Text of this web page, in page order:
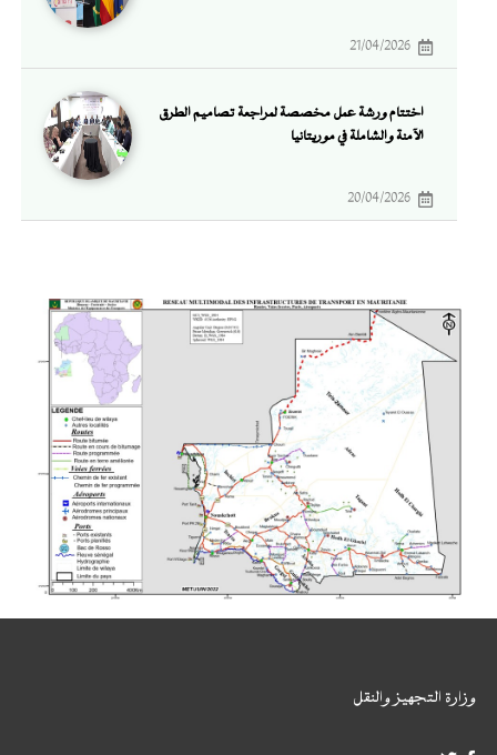
21/04/2026
اختتام ورشة عمل مخصصة لمراجعة تصاميم الطرق
الآمنة والشاملة في موريتانيا
20/04/2026
وزارة التجهيز والنقل